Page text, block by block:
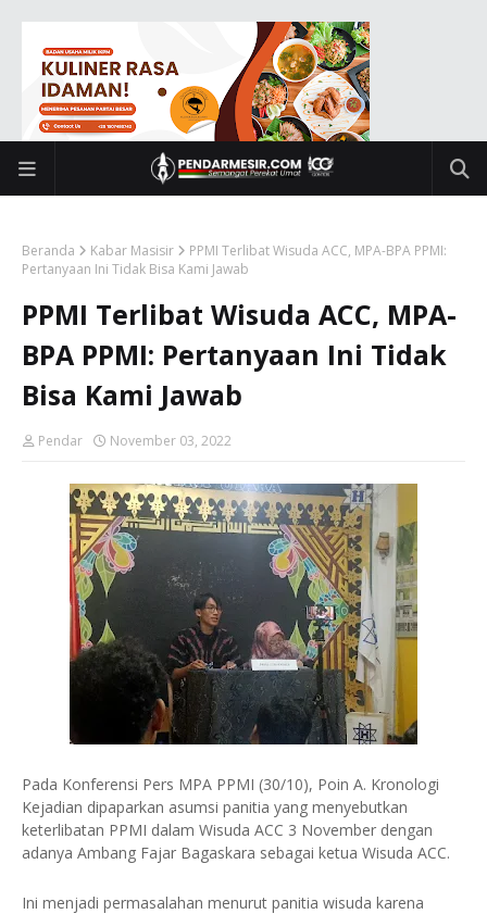
Beranda Kabar Masisir
PPMI Terlibat Wisuda ACC, MPA-BPA PPMI:
Pertanyaan Ini Tidak Bisa Kami Jawab
PPMI Terlibat Wisuda ACC, MPA-
BPA PPMI: Pertanyaan Ini Tidak
Bisa Kami Jawab
Pendar November 03, 2022
Pada Konferensi Pers MPA PPMI (30/10), Poin A. Kronologi
Kejadian dipaparkan asumsi panitia yang menyebutkan
keterlibatan PPMI dalam Wisuda ACC 3 November dengan
adanya Ambang Fajar Bagaskara sebagai ketua Wisuda ACC.
Ini menjadi permasalahan menurut panitia wisuda karena